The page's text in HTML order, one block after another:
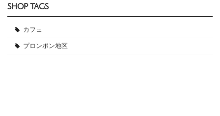
SHOP TAGS
カフェ
プロンポン地区